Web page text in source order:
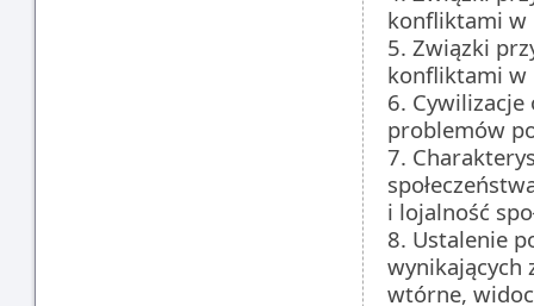
konfliktami w
5. Związki
konfliktami w
6.
problemów
7.
i lojalność
8. Ustalenie
wynikających
wtórne,